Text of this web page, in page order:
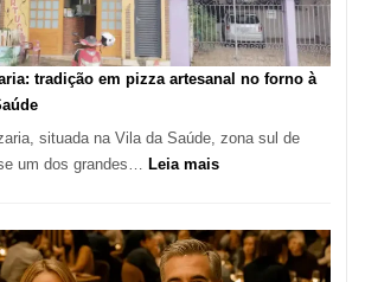
tradição em pizza artesanal no forno à
situada na Vila da Saúde, zona sul de
um dos grandes… Leia mais:
Pizzaria:
tradição